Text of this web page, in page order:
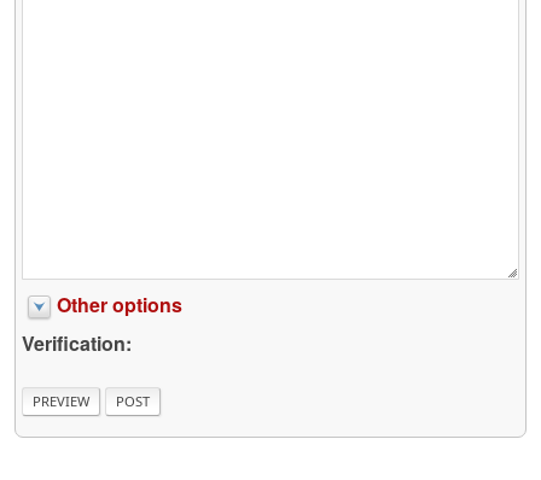
Other options
Verification: